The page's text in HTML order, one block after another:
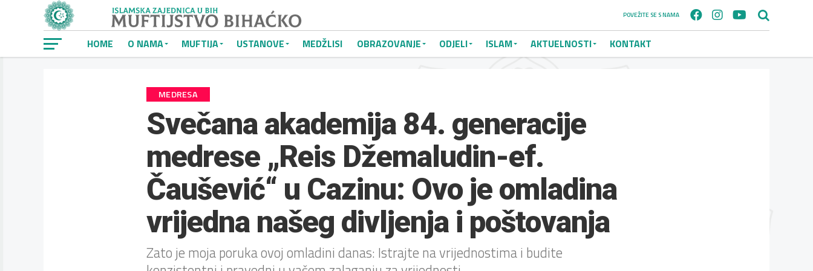
POVEŽITE SE S NAMA
HOME O NAMA MUFTIJA USTANOVE MEDŽLISI OBRAZOVANJE ODJELI ISLAM AKTUELNOSTI KONTAKT
MEDRESA
Svečana akademija 84. generacije
medrese „Reis Džemaludin-ef.
Čaušević“ u Cazinu: Ovo je omladina
vrijedna našeg divljenja i poštovanja
Zato je moja poruka ovoj omladini danas: Istrajte na vrijednostima i budite